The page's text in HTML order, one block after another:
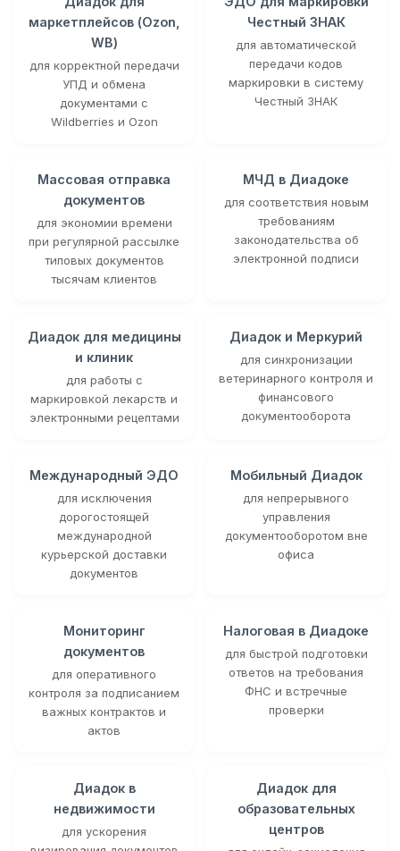
маркетплейсов (Ozon,
WB)
для корректной передачи
УПД и обмена
документами с
Wildberries и Ozon
Честный ЗНАК
для автоматической
передачи кодов
маркировки в систему
Честный ЗНАК
Массовая отправка
документов
для экономии времени
при регулярной рассылке
типовых документов
тысячам клиентов
МЧД в Диадоке
для соответствия новым
требованиям
законодательства об
электронной подписи
Диадок для медицины
и клиник
для работы с
маркировкой лекарств и
электронными рецептами
Диадок и Меркурий
для синхронизации
ветеринарного контроля и
финансового
документооборота
Международный ЭДО
для исключения
дорогостоящей
международной
курьерской доставки
документов
Мобильный Диадок
для непрерывного
управления
документооборотом вне
офиса
Мониторинг
документов
для оперативного
контроля за подписанием
важных контрактов и
актов
Налоговая в Диадоке
для быстрой подготовки
ответов на требования
ФНС и встречные
проверки
Диадок в
недвижимости
для ускорения
Диадок для
образовательных
центров